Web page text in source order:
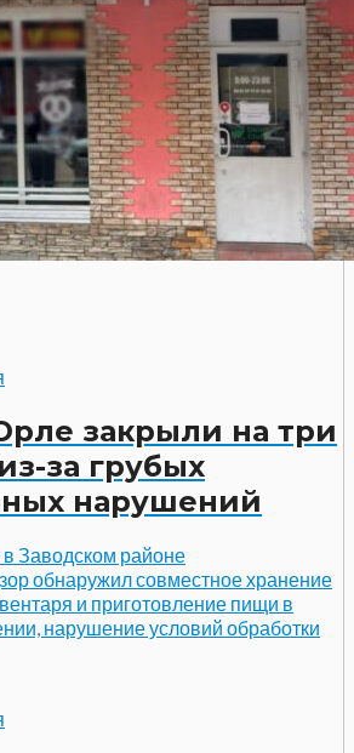
закрыли на три
за грубых
нарушений
Заводском районе
обнаружил совместное хранение
и приготовление пищи в
нарушение условий обработки